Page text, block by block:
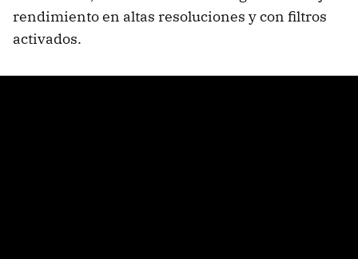
rendimiento en altas resoluciones y con filtros
activados.